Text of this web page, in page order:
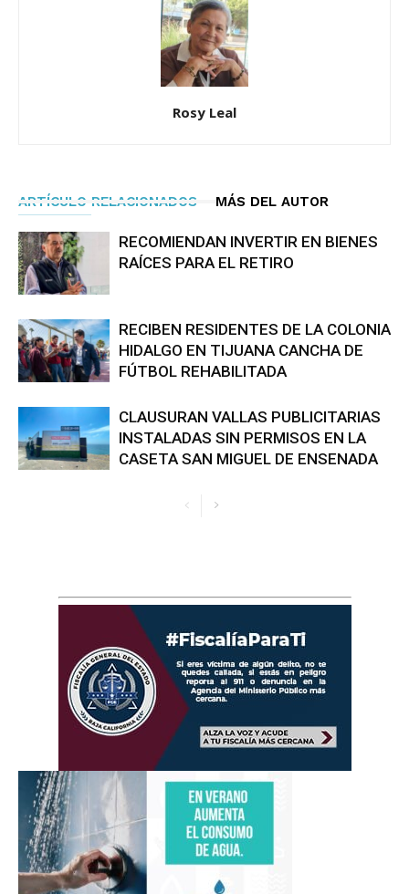
Rosy Leal
ARTÍCULO RELACIONADOS MÁS DEL AUTOR
RECOMIENDAN INVERTIR EN BIENES
RAÍCES PARA EL RETIRO
RECIBEN RESIDENTES DE LA COLONIA
HIDALGO EN TIJUANA CANCHA DE
FÚTBOL REHABILITADA
CLAUSURAN VALLAS PUBLICITARIAS
INSTALADAS SIN PERMISOS EN LA
CASETA SAN MIGUEL DE ENSENADA